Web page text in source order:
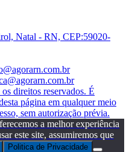
Natal - RN, CEP:59020-
direitos reservados. É
página em qualquer meio
sem autorização prévia.
a melhor experiência
este site, assumiremos que
Politica de Privacidade